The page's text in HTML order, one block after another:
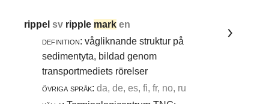
rippelsv ripple mark en
definition: vågliknande struktur på
sedimentyta, bildad genom
transportmediets rörelser
övriga språk: da, de, es, fi, fr, no, ru